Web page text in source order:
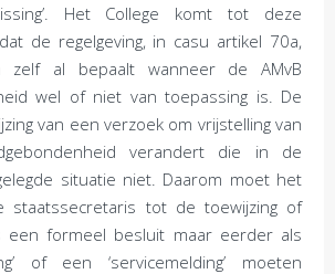
Het College komt tot deze
de regelgeving, in casu artikel 70a,
zelf al bepaalt wanneer de AMvB
wel of niet van toepassing is. De
van een verzoek om vrijstelling van
verandert die in de
situatie niet. Daarom moet het
staatssecretaris tot de toewijzing of
een formeel besluit maar eerder als
of een ‘servicemelding’ moeten